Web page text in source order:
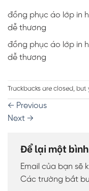
đồng phục áo lớp in
dễ thương
đồng phục áo lớp in
dễ thương
Trackbacks are closed,
← Previous
Next →
Để lại một
Email của bạn sẽ
Các trường bắt